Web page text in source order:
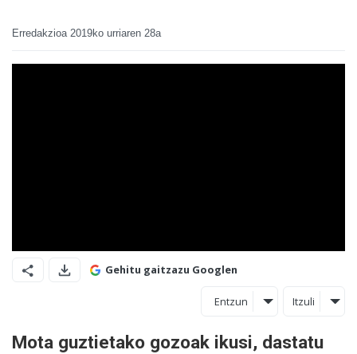
Erredakzioa 2019ko urriaren 28a
Gehitu gaitzazu Googlen
Entzun Itzuli
Mota guztietako gozoak ikusi, dastatu